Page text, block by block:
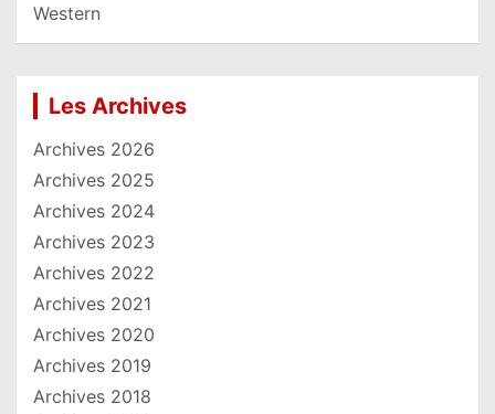
Western
Les Archives
Archives 2026
Archives 2025
Archives 2024
Archives 2023
Archives 2022
Archives 2021
Archives 2020
Archives 2019
Archives 2018